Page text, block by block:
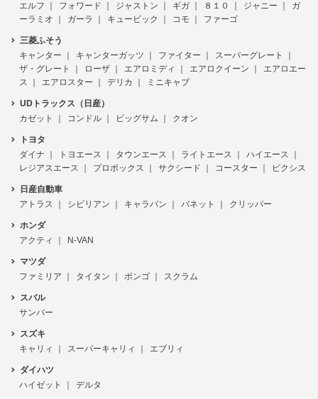
エルフ
フォワード ジャストン ギガ ８１０ ジャニー
ガ
ーラミオ
ガーラ キュービック コモ ファーゴ
三菱ふそう
キャンター
キャンターガッツ ファイター
スーパーグレート
ザ・グレート
ローザ エアロミディ エアロクイーン
エアロエー
ス
エアロスター デリカ ミニキャブ
UDトラックス（日産）
カゼット
コンドル ビッグサム クオン
トヨタ
ダイナ
トヨエース タウンエース ライトエース
ハイエース
レジアスエース
プロボックス サクシード コースター ピクシス
日産自動車
アトラス
シビリアン キャラバン バネット クリッパー
ホンダ
アクティ
N-VAN
マツダ
ファミリア
タイタン ボンゴ スクラム
スバル
サンバー
スズキ
キャリィ
スーパーキャリィ エブリィ
ダイハツ
ハイゼット
デルタ